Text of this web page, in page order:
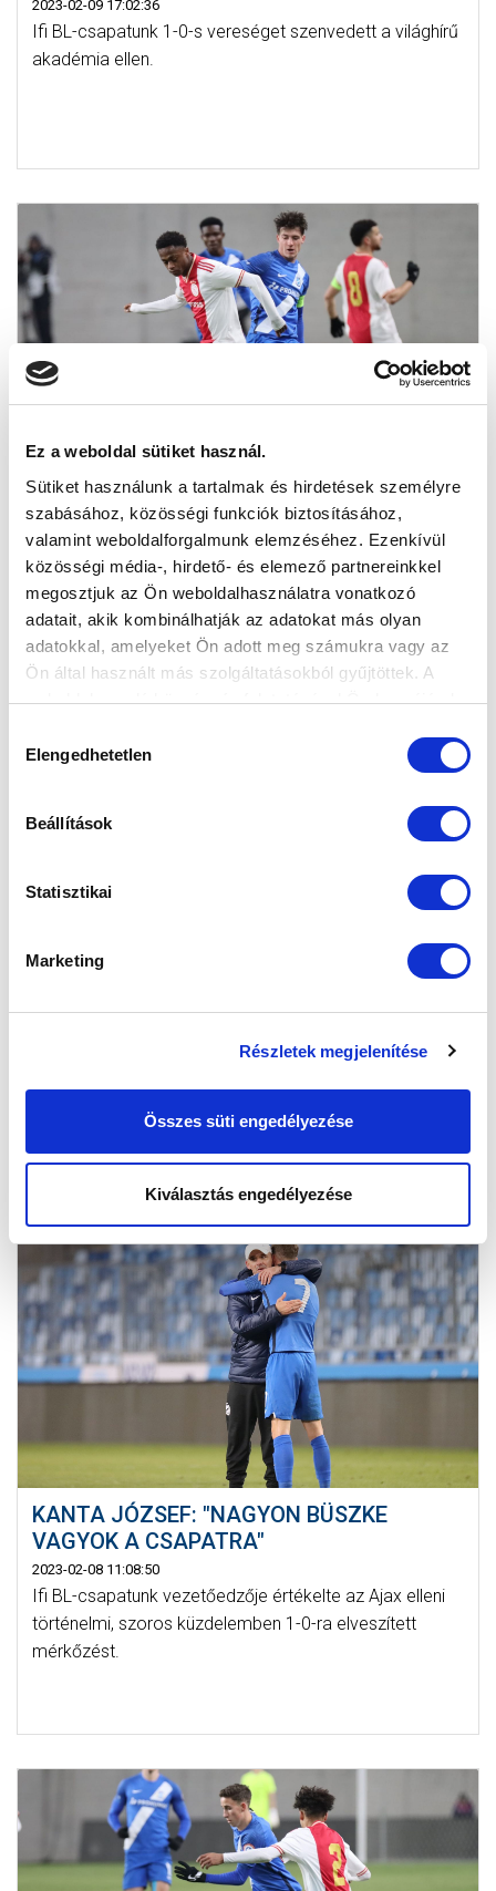
Ez a weboldal sütiket használ.
Sütiket használunk a tartalmak és hirdetések személyre
szabásához, közösségi funkciók biztosításához,
valamint weboldalforgalmunk elemzéséhez. Ezenkívül
közösségi média-, hirdető- és elemező partnereinkkel
megosztjuk az Ön weboldalhasználatra vonatkozó
adatait, akik kombinálhatják az adatokat más olyan
adatokkal, amelyeket Ön adott meg számukra vagy az
Ön által használt más szolgáltatásokból gyűjtöttek. A
weboldalon való böngészés folytatásával Ön hozzájárul a
kiválasztása
Elengedhetetlen
Beállítások
Statisztikai
Marketing
Részletek megjelenítése
Összes süti engedélyezése
Kiválasztás engedélyezése
2023-02-09 17:02:36
Ifi BL-csapatunk 1-0-s vereséget szenvedett a világhírű
akadémia ellen.
ELLENI IFI BL-MECCSBŐL"
2023-02-09 09:47:46
Ifi BL-csapatunk kapitánya értékelte az Ajax ellen 1-0-ra
elveszített összecsapást.
GYERTEK TI IS SZURKOLNI AZ AJAX
ELLENI IFI BL-MÉRKŐZÉSRE!
Németh Krisztián és Stieber Zoltán is ott lesznek az
Ajax elleni ifi BL-találkozón. Gyertek ti is szurkolni az Új
KANTA JÓZSEF: "NAGYON BÜSZKE
VAGYOK A CSAPATRA"
2023-02-08 11:08:50
Ifi BL-csapatunk vezetőedzője értékelte az Ajax elleni
történelmi, szoros küzdelemben 1-0-ra elveszített
mérkőzést.